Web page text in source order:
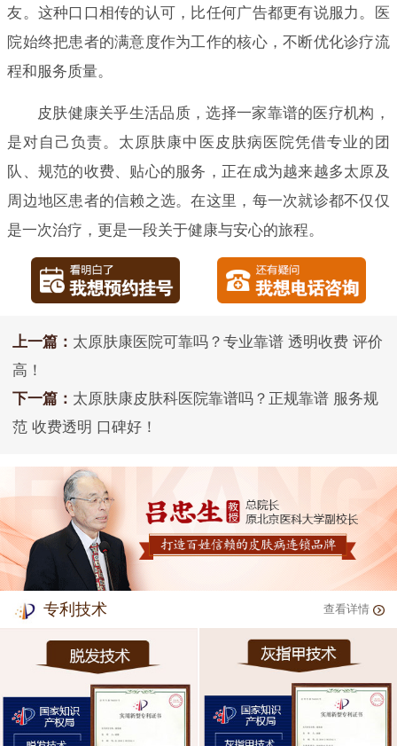
友。这种口口相传的认可，比任何广告都更有说服力。医
院始终把患者的满意度作为工作的核心，不断优化诊疗流
程和服务质量。
皮肤健康关乎生活品质，选择一家靠谱的医疗机构，
是对自己负责。太原肤康中医皮肤病医院凭借专业的团
队、规范的收费、贴心的服务，正在成为越来越多太原及
周边地区患者的信赖之选。在这里，每一次就诊都不仅仅
是一次治疗，更是一段关于健康与安心的旅程。
上一篇： 太原肤康医院可靠吗？专业靠谱 透明收费 评价
高！
下一篇： 太原肤康皮肤科医院靠谱吗？正规靠谱 服务规
范 收费透明 口碑好！
专利技术 查看详情